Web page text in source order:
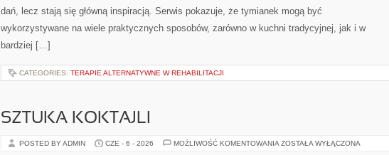
dań, lecz stają się główną inspiracją. Serwis pokazuje, że tymianek mogą być
wykorzystywane na wiele praktycznych sposobów, zarówno w kuchni tradycyjnej, jak i w
bardziej […]
CATEGORIES: TERAPIE ALTERNATYWNE W REHABILITACJI
SZTUKA KOKTAJLI
POSTED BY ADMIN CZE - 6 - 2026 MOŻLIWOŚĆ KOMENTOWANIA SZTUKA
ZOSTAŁA WYŁĄCZONA